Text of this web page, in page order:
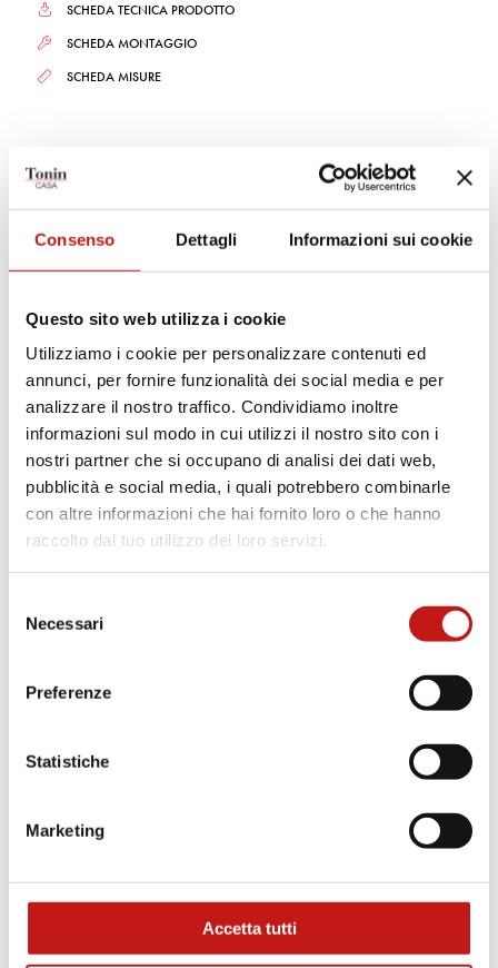
Consenso Dettagli Informazioni sui cookie
Questo sito web utilizza i cookie
Utilizziamo i cookie per personalizzare contenuti ed
annunci, per fornire funzionalità dei social media e per
analizzare il nostro traffico. Condividiamo inoltre
informazioni sul modo in cui utilizzi il nostro sito con i
nostri partner che si occupano di analisi dei dati web,
pubblicità e social media, i quali potrebbero combinarle
con altre informazioni che hai fornito loro o che hanno
raccolto dal tuo utilizzo dei loro servizi.
delNecessari
Preferenze
Statistiche
Marketing
Accetta tutti
SCHEDA TECNICA PRODOTTO
SCHEDA MONTAGGIO
SCHEDA MISURE
Finiture
Basi
Piani e ripiani
BIANCO
NERO
MORO
OROBICO CHIC TUNDRA
MACCHIAVECCHIA
LUCIDO E OPACO
STATUARIO ALTISSIMO
PORTORO LUCIDO
SAPHIR NOIR LUCIDO E